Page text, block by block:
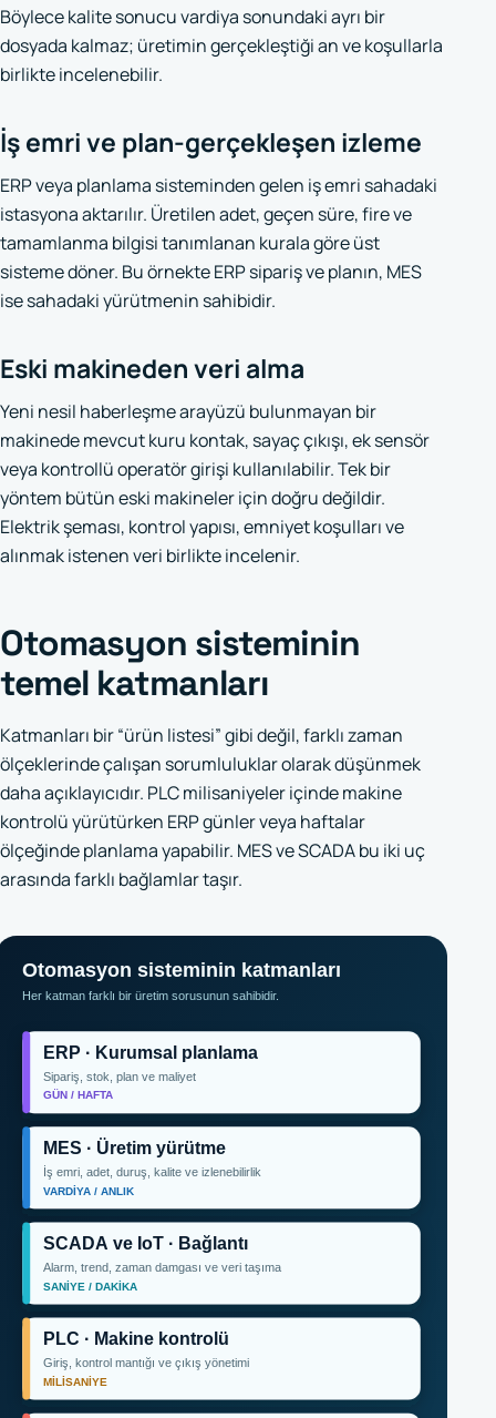
Böylece kalite sonucu vardiya sonundaki ayrı bir
dosyada kalmaz; üretimin gerçekleştiği an ve koşullarla
birlikte incelenebilir.
İş emri ve plan-gerçekleşen izleme
ERP veya planlama sisteminden gelen iş emri sahadaki
istasyona aktarılır. Üretilen adet, geçen süre, fire ve
tamamlanma bilgisi tanımlanan kurala göre üst
sisteme döner. Bu örnekte ERP sipariş ve planın, MES
ise sahadaki yürütmenin sahibidir.
Eski makineden veri alma
Yeni nesil haberleşme arayüzü bulunmayan bir
makinede mevcut kuru kontak, sayaç çıkışı, ek sensör
veya kontrollü operatör girişi kullanılabilir. Tek bir
yöntem bütün eski makineler için doğru değildir.
Elektrik şeması, kontrol yapısı, emniyet koşulları ve
alınmak istenen veri birlikte incelenir.
Otomasyon sisteminin
temel katmanları
Katmanları bir “ürün listesi” gibi değil, farklı zaman
ölçeklerinde çalışan sorumluluklar olarak düşünmek
daha açıklayıcıdır. PLC milisaniyeler içinde makine
kontrolü yürütürken ERP günler veya haftalar
ölçeğinde planlama yapabilir. MES ve SCADA bu iki uç
arasında farklı bağlamlar taşır.